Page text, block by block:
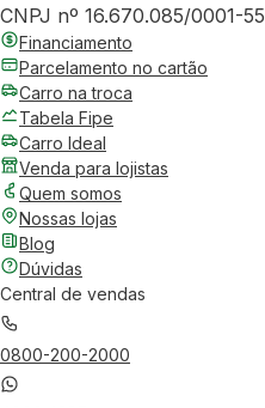
CNPJ nº 16.670.085/0001-55
Financiamento
Parcelamento no cartão
Carro na troca
Tabela Fipe
Carro Ideal
Venda para lojistas
Quem somos
Nossas lojas
Blog
Dúvidas
Central de vendas
0800-200-2000